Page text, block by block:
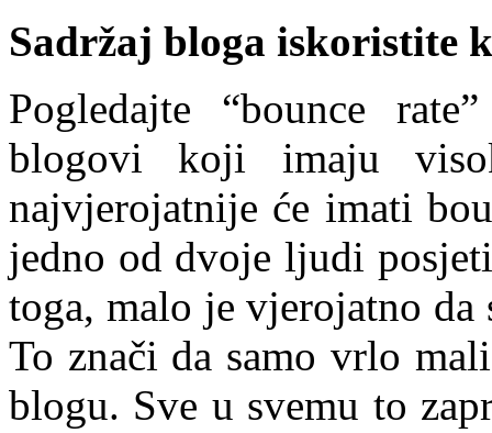
Sadržaj bloga iskoristite
Pogledajte “bounce
blogovi koji imaju
najvjerojatnije će imati
jedno od dvoje ljudi
toga, malo je vjerojatno
To znači da samo vrlo
blogu. Sve u svemu to